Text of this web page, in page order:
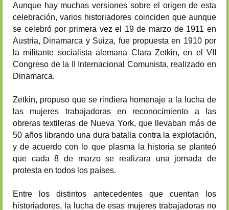
Aunque hay muchas versiones sobre el origen de esta
celebración, varios historiadores coinciden que aunque
se celebró por primera vez el 19 de marzo de 1911 en
Austria, Dinamarca y Suiza, fue propuesta en 1910 por
la militante socialista alemana Clara Zetkin, en el VII
Congreso de la II Internacional Comunista, realizado en
Dinamarca.
Zetkin, propuso que se rindiera homenaje a la lucha de
las mujeres trabajadoras en reconocimiento a las
obreras textileras de Nueva York, que llevaban más de
50 años librando una dura batalla contra la explotación,
y de acuerdo con lo que plasma la historia se planteó
que cada 8 de marzo se realizara una jornada de
protesta en todos los países.
Entre los distintos antecedentes que cuentan los
historiadores, la lucha de esas mujeres trabajadoras no